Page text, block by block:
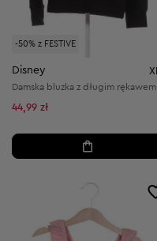
-50% z FESTIVE
Disney XL
Damska bluzka z długim rękawem
44,99 zł